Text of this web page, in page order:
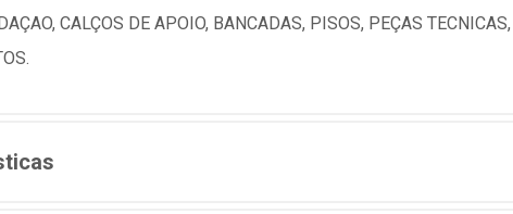
CALÇOS DE APOIO, BANCADAS, PISOS, PEÇAS